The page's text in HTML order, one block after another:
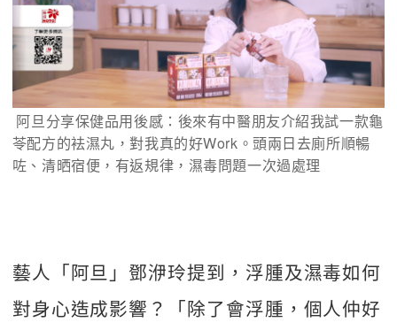
苓配方的袪濕丸，對我真的好Work。頭兩日去廁所順暢
咗、清晒宿便，有返規律，濕毒問題一次過處理
藝人「阿旦」鄧洢玲提到，浮腫及濕毒如何
對身心造成影響？「除了會浮腫，個人仲好